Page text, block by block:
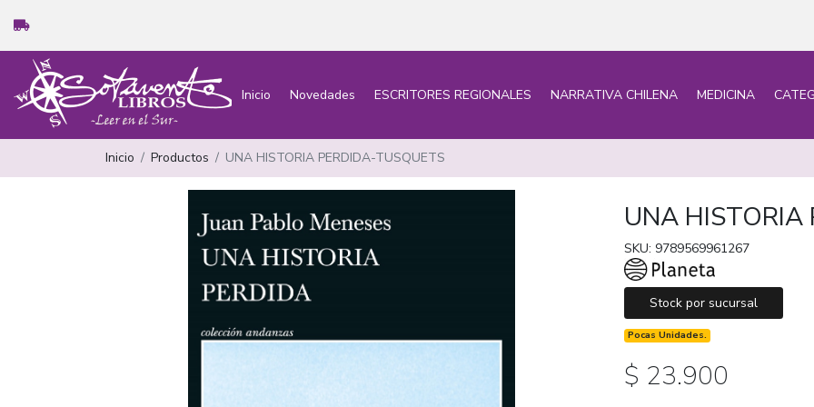
Inicio Novedades ESCRITORES REGIONALES NARRATIVA CHILENA MEDICINA
Inicio Productos UNA HISTORIA PERDIDA-TUSQUETS
UNA HISTORIA
SKU: 9789569961267
Stock por sucursal
Pocas Unidades.
$ 23.900